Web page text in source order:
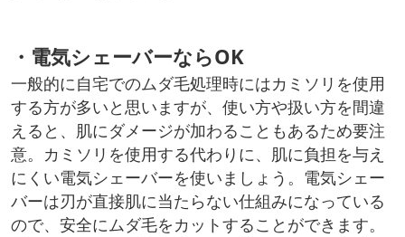
・電気シェーバーならOK
一般的に自宅でのムダ毛処理時にはカミソリを使用
する方が多いと思いますが、使い方や扱い方を間違
えると、肌にダメージが加わることもあるため要注
意。カミソリを使用する代わりに、肌に負担を与え
にくい電気シェーバーを使いましょう。電気シェー
バーは刃が直接肌に当たらない仕組みになっている
ので、安全にムダ毛をカットすることができます。